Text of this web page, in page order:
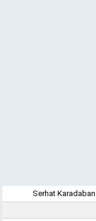
Serhat Karadaban